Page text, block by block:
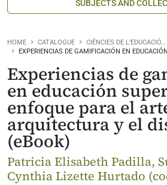
SUBJECTS AND
HOME CATALOGUE
CIÈNCIES DE L’EDUCACIÓ…
EXPERIENCIAS DE GAMIFICACIÓN EN
Experiencias de
en educación
enfoque para el
arquitectura y el
(eBook)
Patricia Elisabeth Padilla,
Cynthia Lizette Hurtado